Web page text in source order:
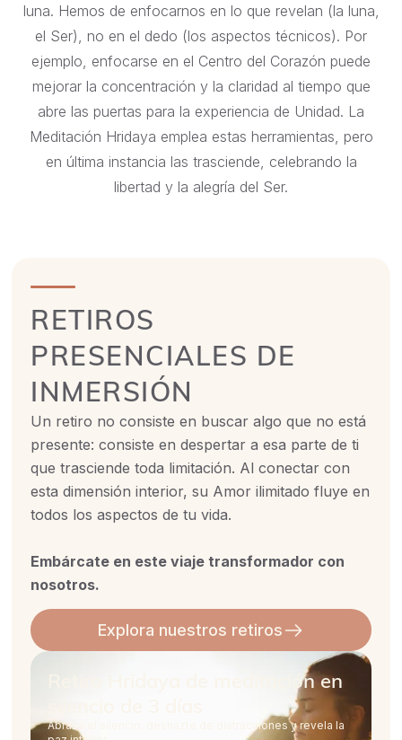
luna. Hemos de enfocarnos en lo que revelan (la luna,
el Ser), no en el dedo (los aspectos técnicos). Por
ejemplo, enfocarse en el Centro del Corazón puede
mejorar la concentración y la claridad al tiempo que
abre las puertas para la experiencia de Unidad. La
Meditación Hridaya emplea estas herramientas, pero
en última instancia las trasciende, celebrando la
libertad y la alegría del Ser.
RETIROS
PRESENCIALES DE
INMERSIÓN
Un retiro no consiste en buscar algo que no está
presente: consiste en despertar a esa parte de ti
que trasciende toda limitación. Al conectar con
esta dimensión interior, su Amor ilimitado fluye en
todos los aspectos de tu vida.
Embárcate en este viaje transformador con
nosotros.
Explora nuestros retiros
Retiro Hridaya de meditación en
Abraza el silencio, deshazte de distracciones y revela la